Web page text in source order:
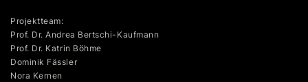
Projektteam:
Prof. Dr. Andrea Bertschi-Kaufmann
Prof. Dr. Katrin Böhme
Dominik Fässler
Nora Kernen